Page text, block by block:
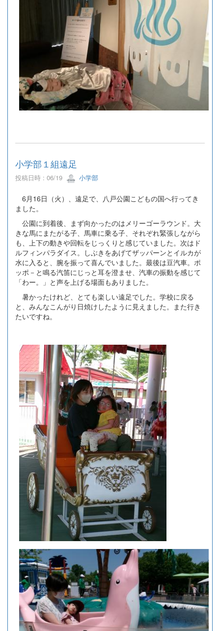
小学部１組遠足
投稿日時 : 06/19 小学部
6月16日（火）、遠足で、八戸公園こどもの国へ行ってき
ました。
公園に到着後、まず向かったのはメリーゴーラウンド。大
きな馬にまたがる子、馬車に乗る子、それぞれ緊張しながら
も、上下の動きや回転をじっくりと感じていました。次はド
ルフィンパラダイス。しぶきをあげてザッパーンとイルカが
水に入ると、腕を振って喜んでいました。最後は豆汽車。ポ
ッポ－と鳴る汽笛にじっと耳を澄ませ、汽車の振動を感じて
「わー。」と声を上げる場面もありました。
暑かったけれど、とても楽しい遠足でした。学校に戻る
と、みんなこんがり日焼けしたように見えました。また行き
たいですね。